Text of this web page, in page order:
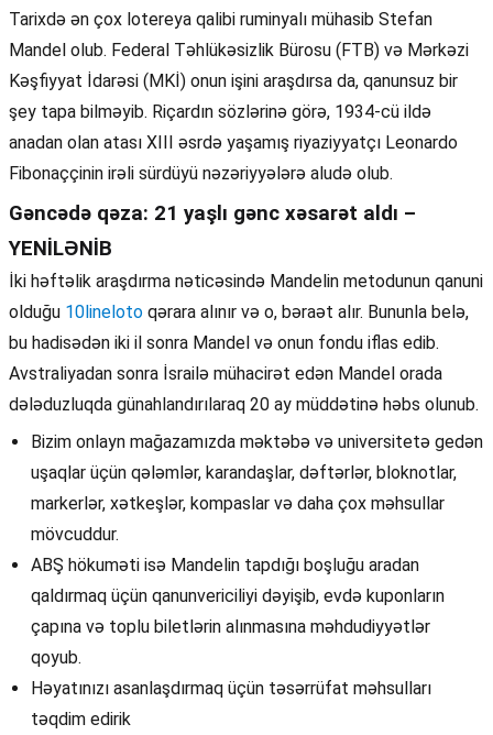
Tarixdə ən çox lotereya qalibi ruminyalı mühasib Stefan
Mandel olub. Federal Təhlükəsizlik Bürosu (FTB) və Mərkəzi
Kəşfiyyat İdarəsi (MKİ) onun işini araşdırsa da, qanunsuz bir
şey tapa bilməyib. Riçardın sözlərinə görə, 1934-cü ildə
anadan olan atası XIII əsrdə yaşamış riyaziyyatçı Leonardo
Fibonaççinin irəli sürdüyü nəzəriyyələrə aludə olub.
Gəncədə qəza: 21 yaşlı gənc xəsarət aldı –
YENİLƏNİB
İki həftəlik araşdırma nəticəsində Mandelin metodunun qanuni
olduğu 10lineloto qərara alınır və o, bəraət alır. Bununla belə,
bu hadisədən iki il sonra Mandel və onun fondu iflas edib.
Avstraliyadan sonra İsrailə mühacirət edən Mandel orada
dələduzluqda günahlandırılaraq 20 ay müddətinə həbs olunub.
Bizim onlayn mağazamızda məktəbə və universitetə gedən
uşaqlar üçün qələmlər, karandaşlar, dəftərlər, bloknotlar,
markerlər, xətkeşlər, kompaslar və daha çox məhsullar
mövcuddur.
ABŞ hökuməti isə Mandelin tapdığı boşluğu aradan
qaldırmaq üçün qanunvericiliyi dəyişib, evdə kuponların
çapına və toplu biletlərin alınmasına məhdudiyyətlər
qoyub.
Həyatınızı asanlaşdırmaq üçün təsərrüfat məhsulları
təqdim edirik